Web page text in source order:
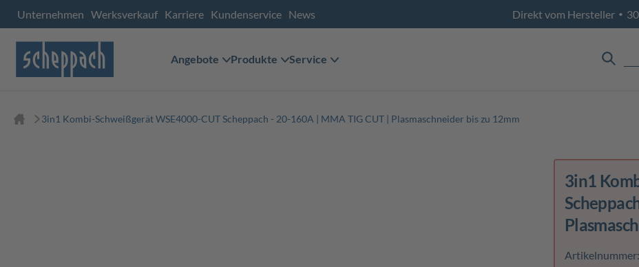
Unternehmen Werksverkauf Karriere Kundenservice News Direkt vom Hersteller •
Angebote Produkte Service
3in1 Kombi-Schweißgerät WSE4000-CUT Scheppach - 20-160A | MMA TIG CUT | Plasmaschneider bis zu 12mm
3in1
Artikelnummer: